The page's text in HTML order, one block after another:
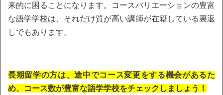
来的に困ることになります。コースバリエーションの豊富
な語学学校は、それだけ質が高い講師が在籍している裏返
しでもあります。
長期留学の方は、途中でコース変更をする機会があるた
め、コース数が豊富な語学学校をチェックしましょう！